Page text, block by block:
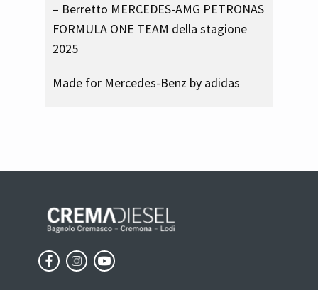
– Berretto MERCEDES-AMG PETRONAS
FORMULA ONE TEAM della stagione
2025
Made for Mercedes-Benz by adidas